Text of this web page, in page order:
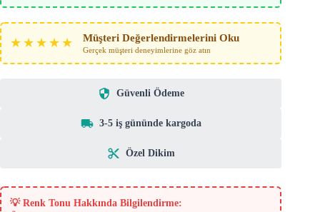
★★★★★ Müşteri Değerlendirmelerini Oku
Gerçek müşteri deneyimlerine göz atın
Güvenli Ödeme
3-5 iş gününde kargoda
Özel Dikim
💡 Renk Tonu Hakkında Bilgilendirme: